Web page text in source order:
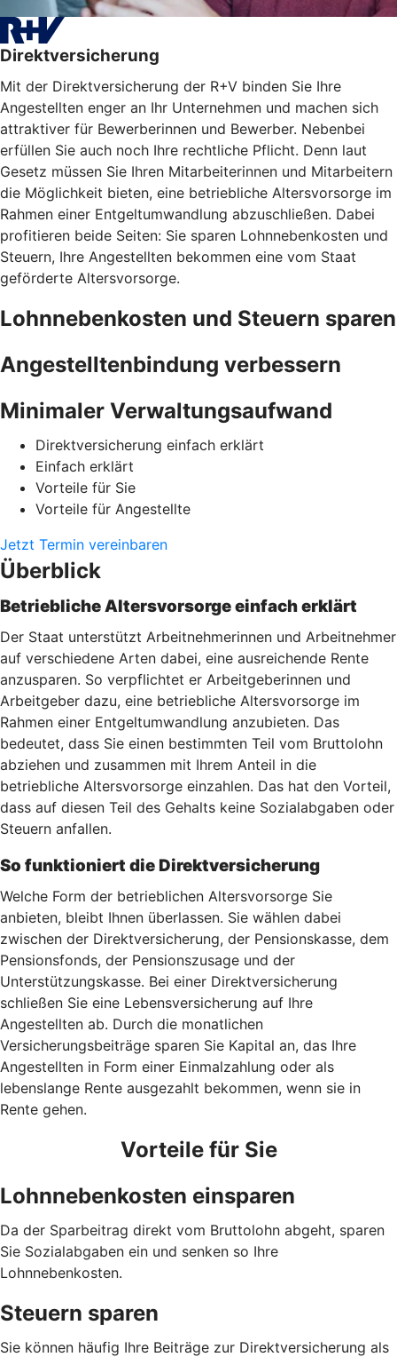
Direktversicherung
Mit der Direktversicherung der R+V binden Sie Ihre
Angestellten enger an Ihr Unternehmen und machen sich
attraktiver für Bewerberinnen und Bewerber. Nebenbei
erfüllen Sie auch noch Ihre rechtliche Pflicht. Denn laut
Gesetz müssen Sie Ihren Mitarbeiterinnen und Mitarbeitern
die Möglichkeit bieten, eine betriebliche Altersvorsorge im
Rahmen einer Entgeltumwandlung abzuschließen. Dabei
profitieren beide Seiten: Sie sparen Lohnnebenkosten und
Steuern, Ihre Angestellten bekommen eine vom Staat
geförderte Altersvorsorge.
Lohnnebenkosten und Steuern sparen
Angestelltenbindung verbessern
Minimaler Verwaltungsaufwand
Direktversicherung einfach erklärt
Einfach erklärt
Vorteile für Sie
Vorteile für Angestellte
Jetzt Termin vereinbaren
Überblick
Betriebliche Altersvorsorge einfach erklärt
Der Staat unterstützt Arbeitnehmerinnen und Arbeitnehmer
auf verschiedene Arten dabei, eine ausreichende Rente
anzusparen. So verpflichtet er Arbeitgeberinnen und
Arbeitgeber dazu, eine betriebliche Altersvorsorge im
Rahmen einer Entgeltumwandlung anzubieten. Das
bedeutet, dass Sie einen bestimmten Teil vom Bruttolohn
abziehen und zusammen mit Ihrem Anteil in die
betriebliche Altersvorsorge einzahlen. Das hat den Vorteil,
dass auf diesen Teil des Gehalts keine Sozialabgaben oder
Steuern anfallen.
So funktioniert die Direktversicherung
Welche Form der betrieblichen Altersvorsorge Sie
anbieten, bleibt Ihnen überlassen. Sie wählen dabei
zwischen der Direktversicherung, der Pensionskasse, dem
Pensionsfonds, der Pensionszusage und der
Unterstützungskasse. Bei einer Direktversicherung
schließen Sie eine Lebensversicherung auf Ihre
Angestellten ab. Durch die monatlichen
Versicherungsbeiträge sparen Sie Kapital an, das Ihre
Angestellten in Form einer Einmalzahlung oder als
lebenslange Rente ausgezahlt bekommen, wenn sie in
Rente gehen.
Vorteile für Sie
Lohnnebenkosten einsparen
Da der Sparbeitrag direkt vom Bruttolohn abgeht, sparen
Sie Sozialabgaben ein und senken so Ihre
Lohnnebenkosten.
Steuern sparen
Sie können häufig Ihre Beiträge zur Direktversicherung als